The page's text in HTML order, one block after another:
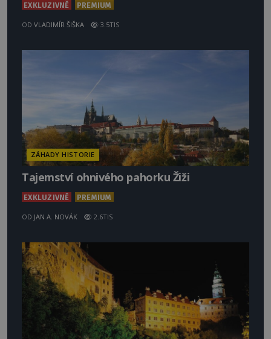
EXKLUZIVNĚ PREMIUM
OD VLADIMÍR ŠIŠKA 3.5TIS
ZÁHADY HISTORIE
Tajemství ohnivého pahorku Žiži
EXKLUZIVNĚ PREMIUM
OD JAN A. NOVÁK 2.6TIS